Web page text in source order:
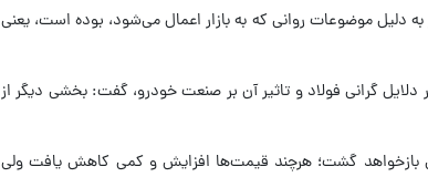
دلیل موضوعات روانی که به بازار اعمال می‌شود، بوده است، یعنی
گرانی فولاد و تاثیر آن بر صنعت خودرو، گفت: بخشی دیگر از
بازخواهد گشت؛ هرچند قیمت‌ها افزایش و کمی کاهش یافت ولی